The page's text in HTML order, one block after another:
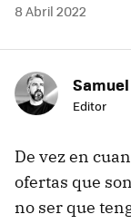
8 Abril 2022
Editor
De vez en
ofertas que
no ser que